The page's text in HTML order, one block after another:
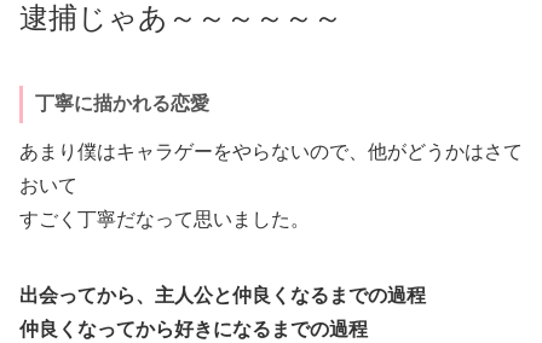
逮捕じゃあ～～～～～～
丁寧に描かれる恋愛
あまり僕はキャラゲーをやらないので、他がどうかはさて
おいて
すごく丁寧だなって思いました。
出会ってから、主人公と仲良くなるまでの過程
仲良くなってから好きになるまでの過程